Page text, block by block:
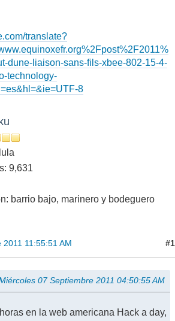
translate?
dune-liaison-sans-fils-xbee-802-15-4-
technology-
8
9,631
barrio bajo, marinero y bodeguero
11:55:51 AM #1
07 Septiembre 2011 04:50:55 AM
en la web americana Hack a day,